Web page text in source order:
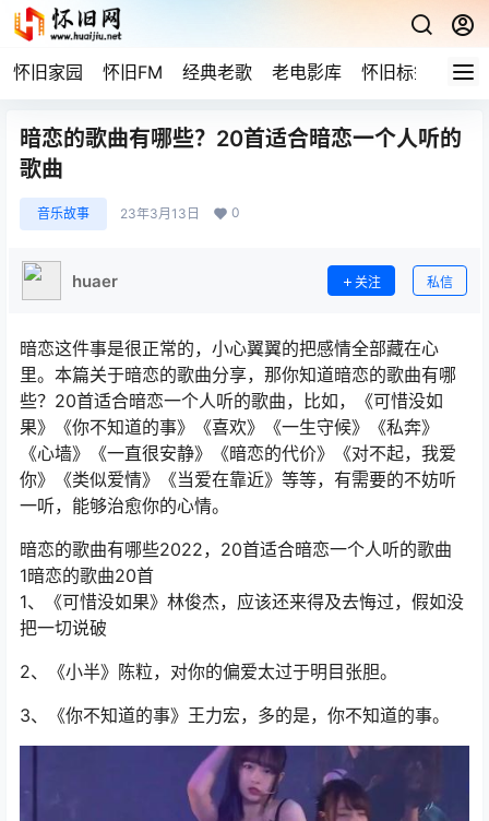
怀旧家园 怀旧FM 经典老歌 老电影库 怀旧标签 网
暗恋的歌曲有哪些？20首适合暗恋一个人听的
歌曲
音乐故事 23年3月13日 0
huaer 关注 私信
暗恋这件事是很正常的，小心翼翼的把感情全部藏在心
里。本篇关于暗恋的歌曲分享，那你知道暗恋的歌曲有哪
些？20首适合暗恋一个人听的歌曲，比如，《可惜没如
果》《你不知道的事》《喜欢》《一生守候》《私奔》
《心墙》《一直很安静》《暗恋的代价》《对不起，我爱
你》《类似爱情》《当爱在靠近》等等，有需要的不妨听
一听，能够治愈你的心情。
暗恋的歌曲有哪些2022，20首适合暗恋一个人听的歌曲
1暗恋的歌曲20首
1、《可惜没如果》林俊杰，应该还来得及去悔过，假如没
把一切说破
2、《小半》陈粒，对你的偏爱太过于明目张胆。
3、《你不知道的事》王力宏，多的是，你不知道的事。